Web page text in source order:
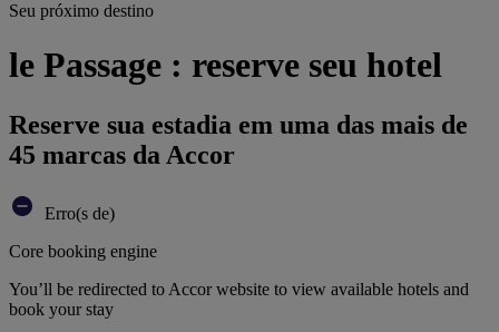
Seu próximo destino
le Passage : reserve seu hotel
Reserve sua estadia em uma das mais de
45 marcas da Accor
Erro(s de)
Core booking engine
You’ll be redirected to Accor website to view available hotels and
book your stay